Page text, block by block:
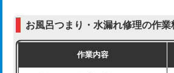
交換・取付（普通便座）
交換・取付（温水洗浄便座）
お風呂つまり・水漏れ修理の作業
作業内容